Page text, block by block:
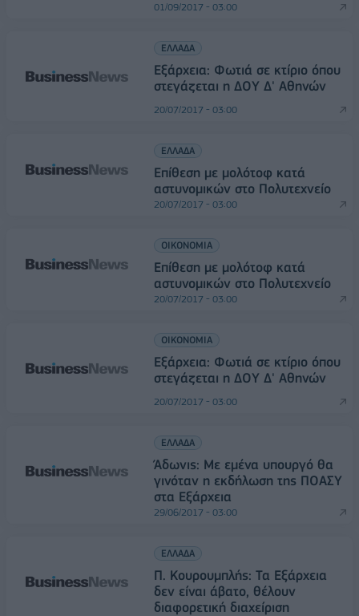
01/09/2017 - 03:00
ΕΛΛΑΔΑ
Εξάρχεια: Φωτιά σε κτίριο όπου
στεγάζεται η ΔΟΥ Δ' Αθηνών
20/07/2017 - 03:00
ΕΛΛΑΔΑ
Επίθεση με μολότοφ κατά
αστυνομικών στο Πολυτεχνείο
20/07/2017 - 03:00
ΟΙΚΟΝΟΜΙΑ
Επίθεση με μολότοφ κατά
αστυνομικών στο Πολυτεχνείο
20/07/2017 - 03:00
ΟΙΚΟΝΟΜΙΑ
Εξάρχεια: Φωτιά σε κτίριο όπου
στεγάζεται η ΔΟΥ Δ' Αθηνών
20/07/2017 - 03:00
ΕΛΛΑΔΑ
Άδωνις: Με εμένα υπουργό θα
γινόταν η εκδήλωση της ΠΟΑΣΥ
στα Εξάρχεια
29/06/2017 - 03:00
ΕΛΛΑΔΑ
Π. Κουρουμπλής: Τα Εξάρχεια
δεν είναι άβατο, θέλουν
διαφορετική διαχείριση